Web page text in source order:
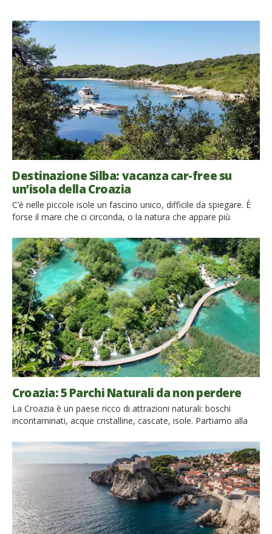
Destinazione Silba: vacanza car-free su
un’isola della Croazia
C’è nelle piccole isole un fascino unico, difficile da spiegare. È
forse il mare che ci circonda, o la natura che appare più
momento in cui ci si imbarca per raggiungerle o ancora
l’atmosfera suggestiva. In Croazia, a 29,7 chilometri dalla
terraferma, c’è l’isola Silba, conosciuta […]
Croazia: 5 Parchi Naturali da non perdere
La Croazia è un paese ricco di attrazioni naturali: boschi
incontaminati, acque cristalline, cascate, isole. Partiamo alla
Croazia ci sono luoghi in cui puoi respirare la purezza di una
natura incontaminata. Osservare i boschi e i laghi cristallini.
Ascoltare il rumore delle cascate e sentire gli odori […]